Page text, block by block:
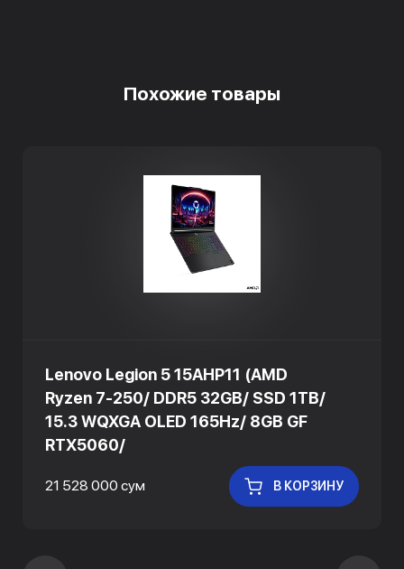
Похожие товары
Lenovo Legion 5 15AHP11 (AMD
Ryzen 7-250/ DDR5 32GB/ SSD 1TB/
15.3 WQXGA OLED 165Hz/ 8GB GF
RTX5060/
21 528 000 сум В КОРЗИНУ